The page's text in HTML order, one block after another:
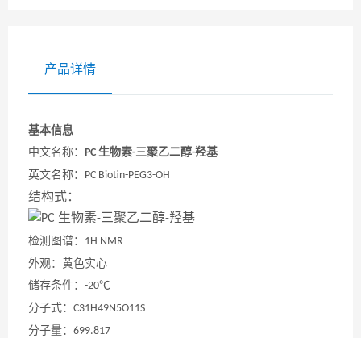
产品详情
基本信息
中文名称： PC 生物素-三聚乙二醇-羟基
英文名称： PC Biotin-PEG3-OH
结构式：
检测图谱： 1H NMR
外观：黄色实心
储存条件： -20℃
分子式： C31H49N5O11S
分子量： 699.817